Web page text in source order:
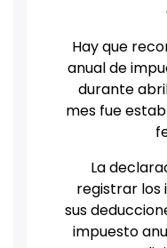
Hay que
anual de
durante
mes fue
La
registrar los
sus
impuesto